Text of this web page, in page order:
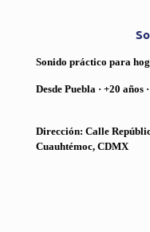
Sonido práctico para
Desde Puebla · +20
Dirección: Calle
Cuauhtémoc, CDMX